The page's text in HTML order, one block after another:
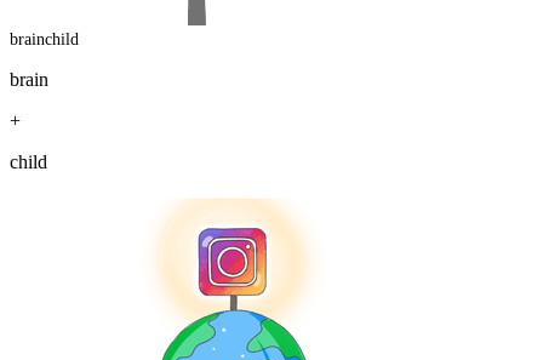
brainchild
brain
+
child